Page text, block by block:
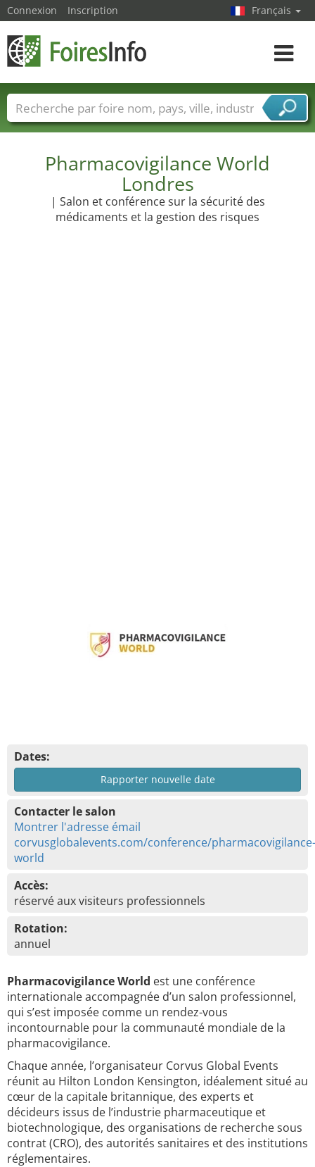
Pharmacovigilance World
Londres
| Salon et conférence sur la sécurité des
médicaments et la gestion des risques
Dates:
Rapporter nouvelle date
Contacter le salon
Montrer l'adresse émail
corvusglobalevents.com/conference/pharmacovigilance-
world
Accès:
réservé aux visiteurs professionnels
Rotation:
annuel
Pharmacovigilance World est une conférence
internationale accompagnée d’un salon professionnel,
qui s’est imposée comme un rendez-vous
incontournable pour la communauté mondiale de la
pharmacovigilance.
Chaque année, l’organisateur Corvus Global Events
réunit au Hilton London Kensington, idéalement situé au
cœur de la capitale britannique, des experts et
décideurs issus de l’industrie pharmaceutique et
biotechnologique, des organisations de recherche sous
contrat (CRO), des autorités sanitaires et des institutions
réglementaires.
Connexion Inscription Français
Toggle
Foire noms Pays Villes
Secteurs de foire